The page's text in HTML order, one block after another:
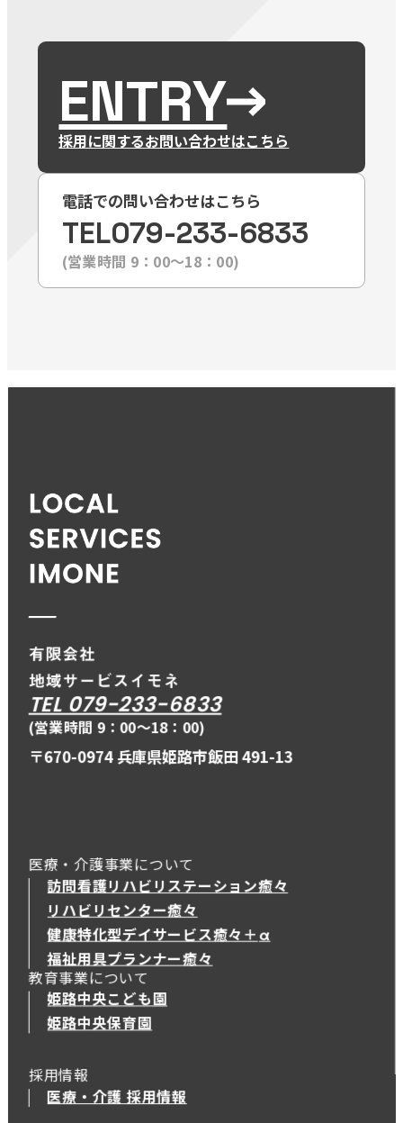
ENTRY
採用に関するお問い合わせはこちら
電話での問い合わせはこちら
TEL079-233-6833
(営業時間 9：00〜18：00)
TEL 079-233-6833
(営業時間 9：00〜18：00)
〒670-0974 兵庫県姫路市飯田 491-13
医療・介護事業について
訪問看護リハビリステーション癒々
リハビリセンター癒々
健康特化型デイサービス癒々＋α
健康特化型デイサービス癒々＋
福祉用具プランナー癒々
教育事業について
姫路中央こども園
姫路中央保育園
採用情報
医療・介護 採用情報